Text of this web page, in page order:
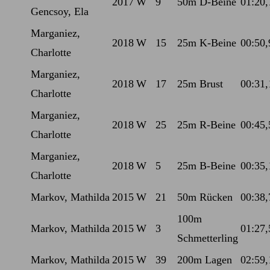
Gencsoy, Ela
Marganiez,
Charlotte
2018 W 15 25m K-Beine
Marganiez,
Charlotte
2018 W 17 25m Brust
Marganiez,
Charlotte
2018 W 25 25m R-Beine
Marganiez,
Charlotte
2018 W 5 25m B-Beine
Markov, Mathilda 2015 W 21 50m Rücken
Markov, Mathilda 2015 W 3
100m
Schmetterling
Markov, Mathilda 2015 W 39 200m Lagen